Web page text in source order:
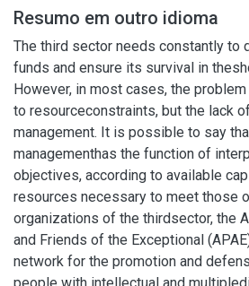
Resumo em outro idioma
The third sector needs constantly to
funds and ensure its survival in
However, in most cases, the
to resourceconstraints, but the lack
management. It is possible to say
managementhas the function of
objectives, according to available
resources necessary to meet those
organizations of the thirdsector, the
and Friends of the Exceptional
network for the promotion and